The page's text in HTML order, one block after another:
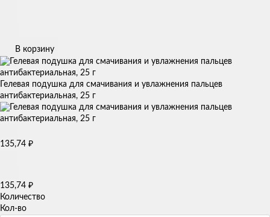
В корзину
Гелевая подушка для смачивания и увлажнения пальцев
антибактериальная, 25 г
135,74 ₽
135,74 ₽
Количество
Кол-во